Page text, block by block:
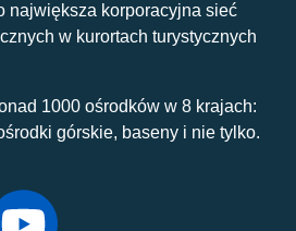
największa korporacyjna sieć
w kurortach turystycznych
1000 ośrodków w 8 krajach:
górskie, baseny i nie tylko.